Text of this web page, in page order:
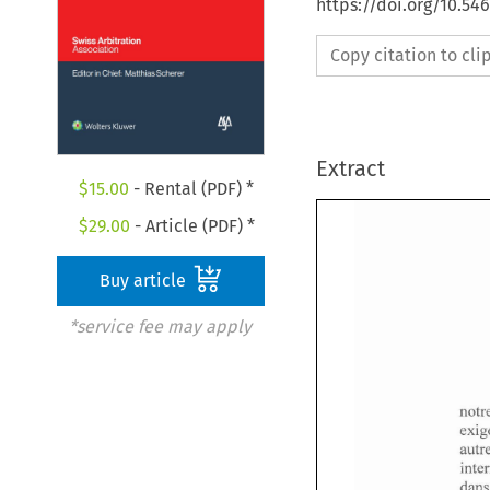
$15.00 - Rental (PDF) *
$29.00 - Article (PDF) *
Buy article
*service fee may apply
https://doi.org/
Copy citation to
Extract